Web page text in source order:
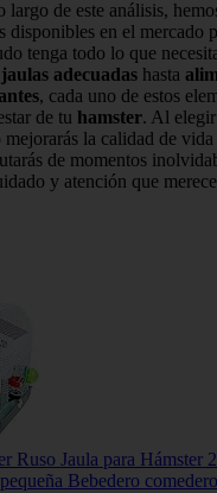
de este análisis,
disponibles en el mercado
tenga todo lo que
jaulas adecuadas hasta
, cada uno de estos
de tu hamster. Al
la calidad de
de momentos
y atención que
Ruso Jaula para
Bebedero